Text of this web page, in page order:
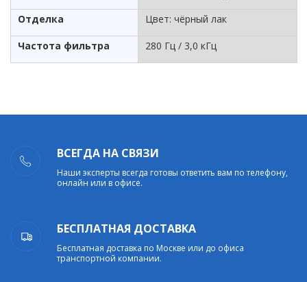
Отделка Цвет: чёрный лак
Частота фильтра 280 Гц / 3,0 кГц
ВСЕГДА НА СВЯЗИ
Наши эксперты всегда готовы ответить вам по телефону,
онлайн или в офисе.
БЕСПЛАТНАЯ ДОСТАВКА
Бесплатная доставка по Москве или до офиса
транспортной компании.